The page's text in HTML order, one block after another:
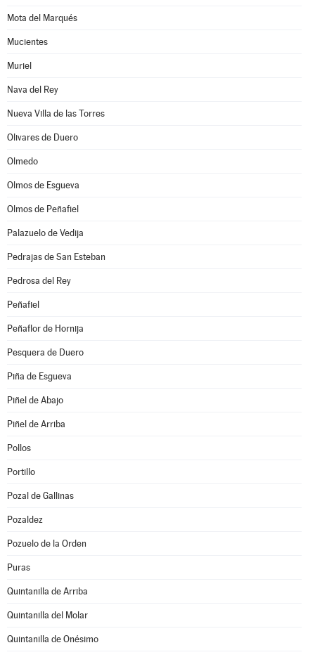
Mota del Marqués
Mucientes
Muriel
Nava del Rey
Nueva Villa de las Torres
Olivares de Duero
Olmedo
Olmos de Esgueva
Olmos de Peñafiel
Palazuelo de Vedija
Pedrajas de San Esteban
Pedrosa del Rey
Peñafiel
Peñaflor de Hornija
Pesquera de Duero
Piña de Esgueva
Piñel de Abajo
Piñel de Arriba
Pollos
Portillo
Pozal de Gallinas
Pozaldez
Pozuelo de la Orden
Puras
Quintanilla de Arriba
Quintanilla del Molar
Quintanilla de Onésimo